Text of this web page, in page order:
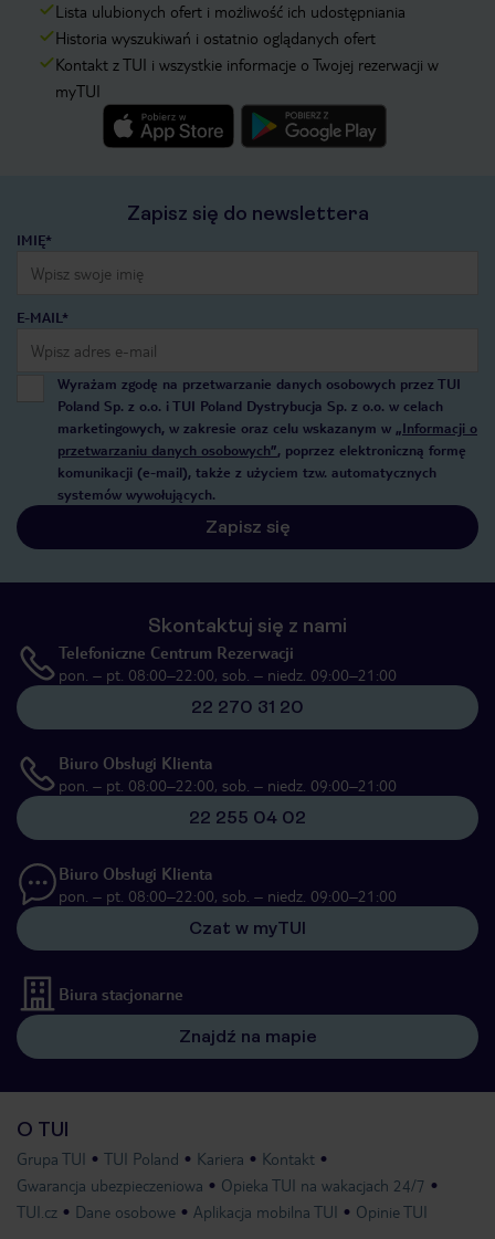
Lista ulubionych ofert i możliwość ich udostępniania
Historia wyszukiwań i ostatnio oglądanych ofert
Kontakt z TUI i wszystkie informacje o Twojej rezerwacji w
myTUI
Zapisz się do newslettera
IMIĘ*
E-MAIL*
Wyrażam zgodę na przetwarzanie danych osobowych przez TUI
Poland Sp. z o.o. i TUI Poland Dystrybucja Sp. z o.o. w celach
marketingowych, w zakresie oraz celu wskazanym w „Informacji o
przetwarzaniu danych osobowych”, poprzez elektroniczną formę
komunikacji (e-mail), także z użyciem tzw. automatycznych
systemów wywołujących.
Zapisz się
Skontaktuj się z nami
Telefoniczne Centrum Rezerwacji
pon. – pt. 08:00–22:00, sob. – niedz. 09:00–21:00
22 270 31 20
Biuro Obsługi Klienta
pon. – pt. 08:00–22:00, sob. – niedz. 09:00–21:00
22 255 04 02
Biuro Obsługi Klienta
pon. – pt. 08:00–22:00, sob. – niedz. 09:00–21:00
Czat w myTUI
Biura stacjonarne
Znajdź na mapie
O TUI
Grupa TUI TUI Poland Kariera
Kontakt
Gwarancja ubezpieczeniowa
Opieka TUI na wakacjach 24/7
TUI.cz
Dane osobowe Aplikacja mobilna TUI Opinie TUI